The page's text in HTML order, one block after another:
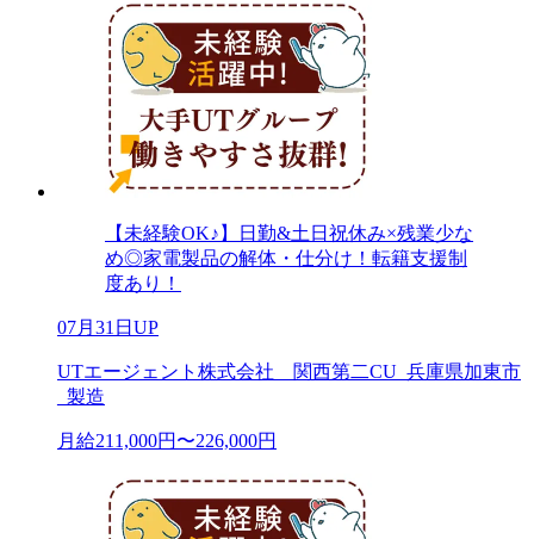
【未経験OK♪】日勤&土日祝休み×残業少な
め◎家電製品の解体・仕分け！転籍支援制
度あり！
07月31日UP
UTエージェント株式会社 関西第二CU_兵庫県加東市
_製造
月給211,000円〜226,000円